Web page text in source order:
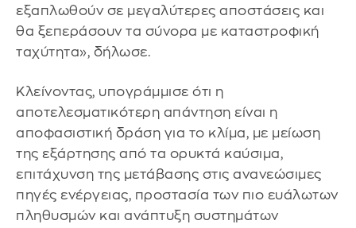
εξαπλωθούν σε μεγαλύτερες αποστάσεις και
θα ξεπεράσουν τα σύνορα με καταστροφική
ταχύτητα», δήλωσε.
Κλείνοντας, υπογράμμισε ότι η
αποτελεσματικότερη απάντηση είναι η
αποφασιστική δράση για το κλίμα, με μείωση
της εξάρτησης από τα ορυκτά καύσιμα,
επιτάχυνση της μετάβασης στις ανανεώσιμες
πηγές ενέργειας, προστασία των πιο ευάλωτων
πληθυσμών και ανάπτυξη συστημάτων